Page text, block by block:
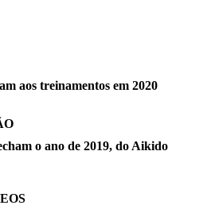
aos treinamentos em 2020
o ano de 2019, do Aikido